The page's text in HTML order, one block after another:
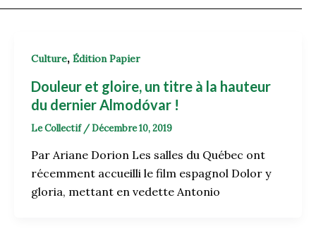
Culture, Édition Papier
Douleur et gloire, un titre à la hauteur
du dernier Almodóvar !
Le Collectif /Décembre 10, 2019
Par Ariane Dorion Les salles du Québec ont
récemment accueilli le film espagnol Dolor y
gloria, mettant en vedette Antonio